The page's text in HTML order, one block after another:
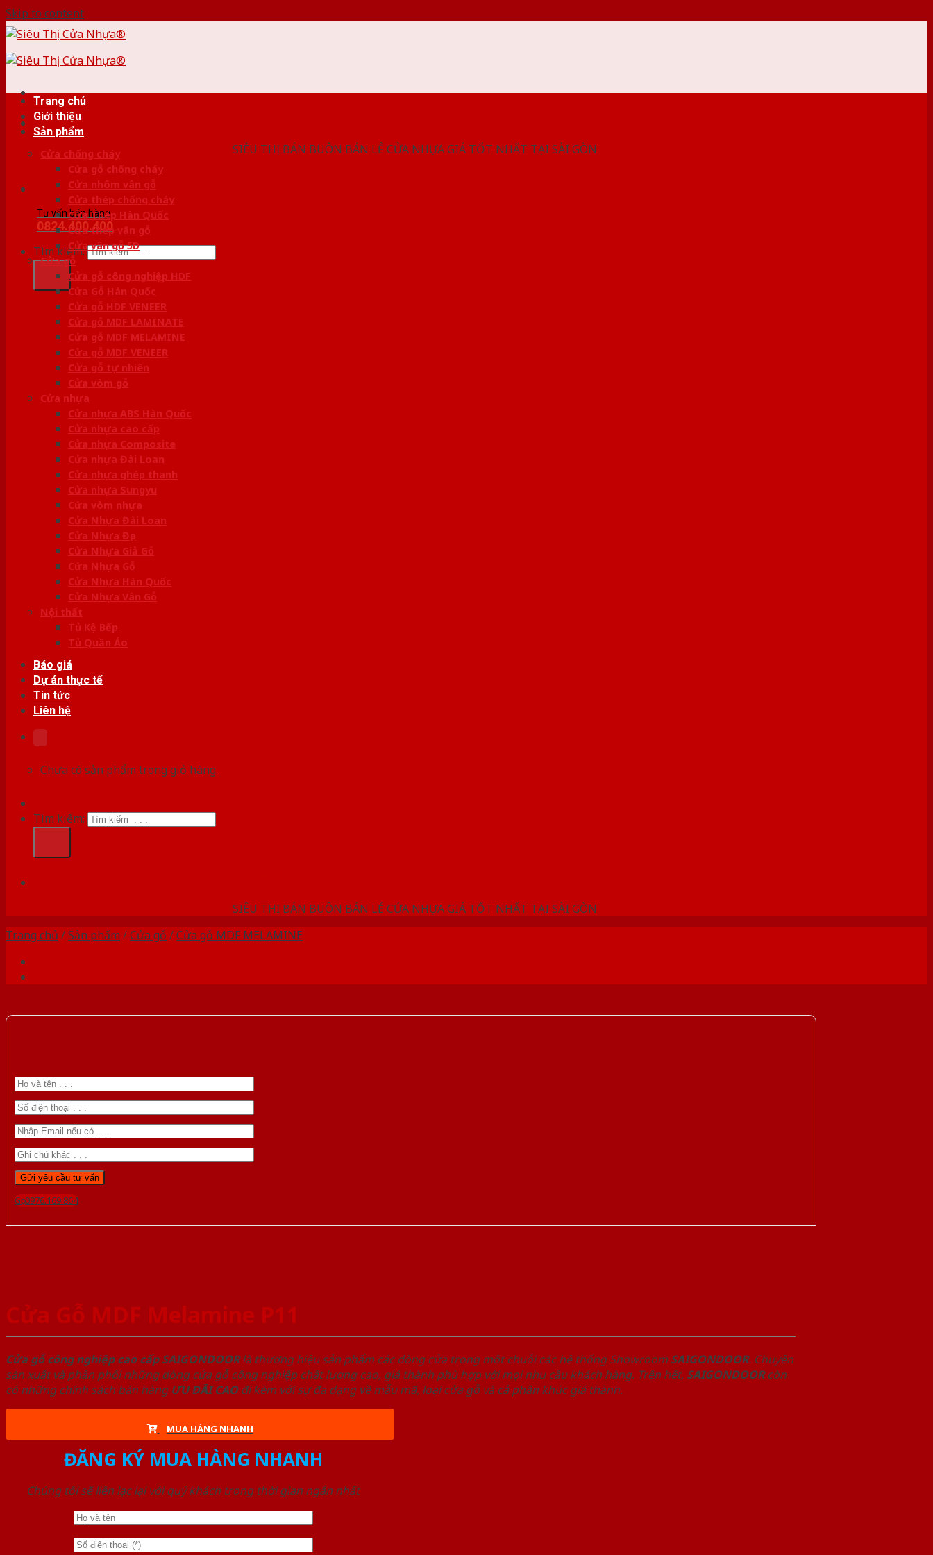
Skip to content
SIÊU THỊ BÁN BUÔN BÁN LẺ CỬA NHỰA GIÁ TỐT NHẤT TẠI SÀI GÒN
Tư vấn bán hàng
0824.400.400
Tìm kiếm:
Trang chủ
Giới thiệu
Sản phẩm
Cửa chống cháy
Cửa gỗ chống cháy
Cửa nhôm vân gỗ
Cửa thép chống cháy
Cửa Thép Hàn Quốc
Cửa thép vân gỗ
Cửa vân gỗ 5D
Cửa gỗ
Cửa gỗ công nghiệp HDF
Cửa Gỗ Hàn Quốc
Cửa gỗ HDF VENEER
Cửa gỗ MDF LAMINATE
Cửa gỗ MDF MELAMINE
Cửa gỗ MDF VENEER
Cửa gỗ tự nhiên
Cửa vòm gỗ
Cửa nhựa
Cửa nhựa ABS Hàn Quốc
Cửa nhựa cao cấp
Cửa nhựa Composite
Cửa nhựa Đài Loan
Cửa nhựa ghép thanh
Cửa nhựa Sungyu
Cửa vòm nhựa
Cửa Nhựa Đài Loan
Cửa Nhựa Đẹp
Cửa Nhựa Giả Gỗ
Cửa Nhựa Gỗ
Cửa Nhựa Hàn Quốc
Cửa Nhựa Vân Gỗ
Nội thất
Tủ Kệ Bếp
Tủ Quần Áo
Báo giá
Dự án thực tế
Tin tức
Liên hệ
Chưa có sản phẩm trong giỏ hàng.
Tìm kiếm:
SIÊU THỊ BÁN BUÔN BÁN LẺ CỬA NHỰA GIÁ TỐT NHẤT TẠI SÀI GÒN
Trang chủ /Sản phẩm /Cửa gỗ /Cửa gỗ MDF MELAMINE
Gọi 0976.169.864
Cửa Gỗ MDF Melamine P11
Cửa gỗ công nghiệp cao cấp SAIGONDOORlà thương hiệu sản phẩm các dòng cửa trong một chuỗi các hệ thống Showroom SAIGONDOOR. Chuyên
sản xuất và phân phối những dòng cửa gỗ công nghiệp chất lượng cao, giá thành phù hợp với mọi nhu cầu khách hàng. Trên hết, SAIGONDOORcòn
có những chính sách bán hàng ƯU ĐÃI CAOđi kèm với sự đa dạng về mẫu mã, loại cửa gỗ và cả phân khúc giá thành.
MUA HÀNG NHANH
ĐĂNG KÝ MUA HÀNG NHANH
Chúng tôi sẽ liên lạc lại với quý khách trong thời gian ngắn nhất